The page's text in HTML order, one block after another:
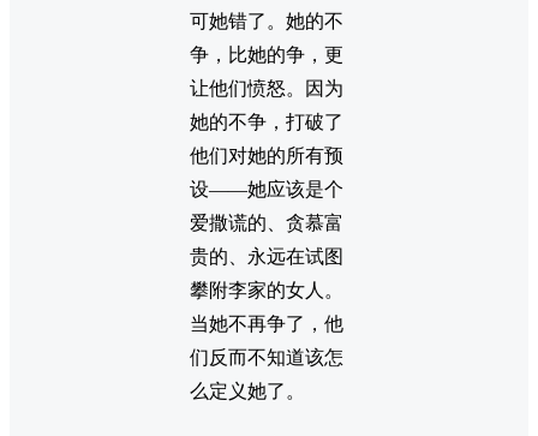
可她错了。她的不
争，比她的争，更
让他们愤怒。因为
她的不争，打破了
他们对她的所有预
设——她应该是个
爱撒谎的、贪慕富
贵的、永远在试图
攀附李家的女人。
当她不再争了，他
们反而不知道该怎
么定义她了。